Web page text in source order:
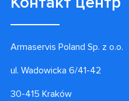
Armaservis Poland Sp. z o.o.
ul. Wadowicka 6/41-42
30-415 Kraków